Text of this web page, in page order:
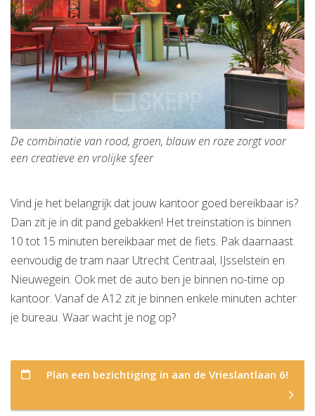
De combinatie van rood, groen, blauw en roze zorgt voor
een creatieve en vrolijke sfeer
Vind je het belangrijk dat jouw kantoor goed bereikbaar is?
Dan zit je in dit pand gebakken! Het treinstation is binnen
10 tot 15 minuten bereikbaar met de fiets. Pak daarnaast
eenvoudig de tram naar Utrecht Centraal, IJsselstein en
Nieuwegein. Ook met de auto ben je binnen no-time op
kantoor. Vanaf de A12 zit je binnen enkele minuten achter
je bureau. Waar wacht je nog op?
Plan een bezichtiging in aan de Vrieslantlaan 6!